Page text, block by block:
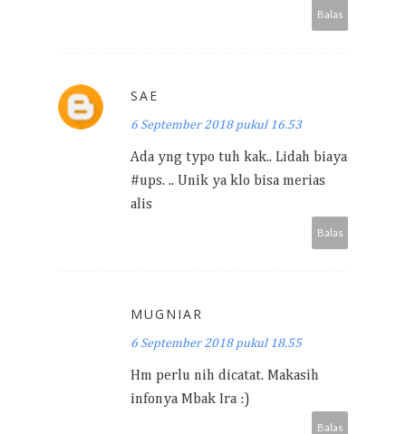
Balas
SAE
6 September 2018 pukul 16.53
Ada yng typo tuh kak.. Lidah biaya
#ups. .. Unik ya klo bisa merias
alis
Balas
MUGNIAR
6 September 2018 pukul 18.55
Hm perlu nih dicatat. Makasih
infonya Mbak Ira :)
Balas